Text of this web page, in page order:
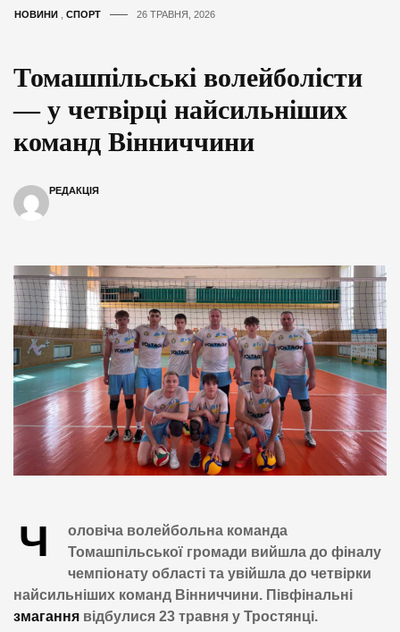
НОВИНИ СПОРТ 26 ТРАВНЯ, 2026
Томашпільські волейболісти
— у четвірці найсильніших
команд Вінниччини
РЕДАКЦІЯ
Ч
оловіча волейбольна команда
Томашпільської громади вийшла до фіналу
чемпіонату області та увійшла до четвірки
найсильніших команд Вінниччини. Півфінальні
змагання відбулися 23 травня у Тростянці.